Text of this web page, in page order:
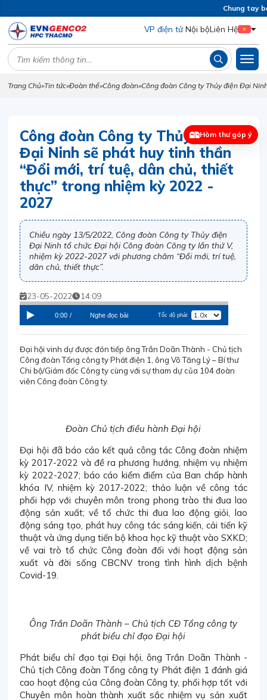
Chung tay
VP điện tử Nội bộLiên Hệ
Trang Chủ»Tin tức»Đoàn thể»Công đoàn»Công đoàn Công ty Thủy điện Đại
Công đoàn Công ty Thủy điện
Đại Ninh sẽ phát huy tinh thần
“Đổi mới, trí tuệ, dân chủ, thiết
thực” trong nhiệm kỳ 2022 -
2027
Chiều ngày 13/5/2022, Công đoàn Công ty Thủy điện
Đại Ninh tổ chức Đại hội Công đoàn Công ty lần thứ V,
nhiệm kỳ 2022-2027 với phương châm “Đổi mới, trí tuệ,
dân chủ, thiết thực”.
23-05-2022 14:09
0:00 / Nghe đọc bài Tốc độ phát
Đại hội vinh dự được đón tiếp ông Trần Doãn Thành - Chủ tịch
Công đoàn Tổng công ty Phát điện 1, ông Võ Tăng Lý – Bí thư
Chi bộ/Giám đốc Công ty cùng với sự tham dự của 104 đoàn
viên Công đoàn Công ty.
Đoàn Chủ tịch điều hành Đại hội
Đại hội đã báo cáo kết quả công tác Công đoàn nhiệm
kỳ 2017-2022 và đề ra phương hướng, nhiệm vụ nhiệm
kỳ 2022-2027; báo cáo kiểm điểm của Ban chấp hành
khóa IV, nhiệm kỳ 2017-2022; thảo luận về công tác
phối hợp với chuyên môn trong phong trào thi đua lao
động sản xuất; về tổ chức thi đua lao động giỏi, lao
động sáng tạo, phát huy công tác sáng kiến, cải tiến kỹ
thuật và ứng dụng tiến bộ khoa học kỹ thuật vào SXKD;
về vai trò tổ chức Công đoàn đối với hoạt động sản
xuất và đời sống CBCNV trong tình hình dịch bệnh
Covid-19.
Ông Trần Doãn Thành – Chủ tịch CĐ Tổng công ty
phát biểu chỉ đạo Đại hội
Phát biểu chỉ đạo tại Đại hội, ông Trần Doãn Thành -
Chủ tịch Công đoàn Tổng công ty Phát điện 1 đánh giá
cao hoạt động của Công đoàn Công ty, phối hợp tốt với
Chuyên môn hoàn thành xuất sắc nhiệm vụ sản xuất
Hòm thư góp ý